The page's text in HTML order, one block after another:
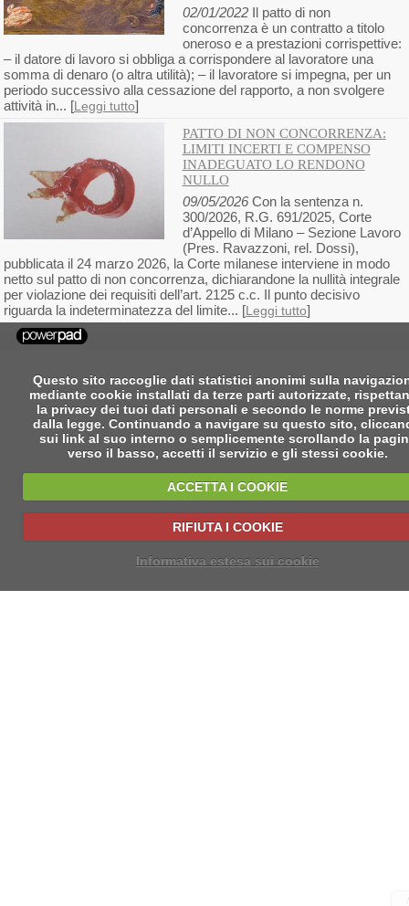
02/01/2022Il patto di non
concorrenza è un contratto a titolo
oneroso e a prestazioni corrispettive:
– il datore di lavoro si obbliga a corrispondere al lavoratore una
somma di denaro (o altra utilità); – il lavoratore si impegna, per un
periodo successivo alla cessazione del rapporto, a non svolgere
attività in... [Leggi tutto]
PATTO DI NON CONCORRENZA:
LIMITI INCERTI E COMPENSO
INADEGUATO LO RENDONO
NULLO
09/05/2026Con la sentenza n.
300/2026, R.G. 691/2025, Corte
d’Appello di Milano – Sezione Lavoro
(Pres. Ravazzoni, rel. Dossi),
pubblicata il 24 marzo 2026, la Corte milanese interviene in modo
netto sul patto di non concorrenza, dichiarandone la nullità integrale
per violazione dei requisiti dell’art. 2125 c.c. Il punto decisivo
riguarda la indeterminatezza del limite... [Leggi tutto]
Questo sito raccoglie dati statistici anonimi sulla
mediante cookie installati da terze parti autorizzate,
la privacy dei tuoi dati personali e secondo le norme
dalla legge. Continuando a navigare su questo sito,
sui link al suo interno o semplicemente scrollando la
verso il basso, accetti il servizio e gli stessi cookie.
ACCETTA I COOKIE
RIFIUTA I COOKIE
Informativa estesa sui cookie